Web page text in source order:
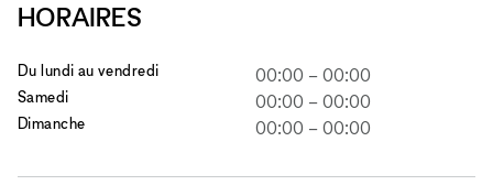
HORAIRES
Du lundi au vendredi 00:00 – 00:00
Samedi 00:00 – 00:00
Dimanche 00:00 – 00:00